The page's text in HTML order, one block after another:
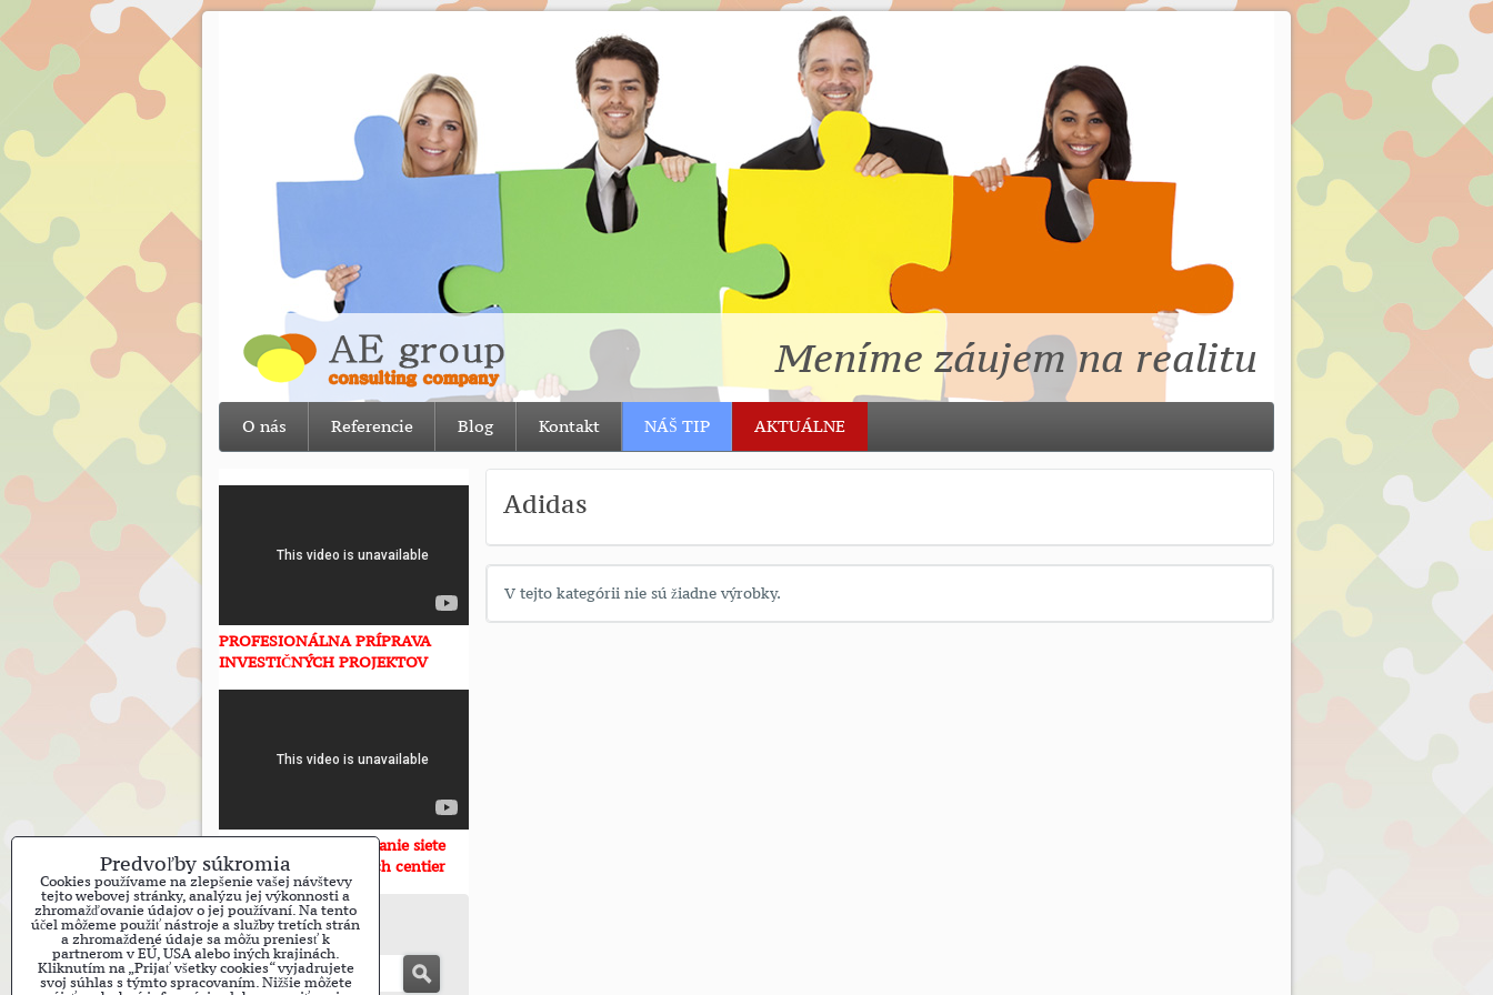
Meníme záujem na realitu
O nás Referencie Blog Kontakt NÁŠ TIP AKTUÁLNE
Adidas
V tejto kategórii nie sú žiadne výrobky.
PROFESIONÁLNA PRÍPRAVA
INVESTIČNÝCH PROJEKTOV
Výstavba a prevádzkovanie siete
moderných seniorských centier
Vyhľadávanie
Predvoľby súkromia
Cookies používame na zlepšenie vašej návštevy
tejto webovej stránky, analýzu jej výkonnosti a
zhromažďovanie údajov o jej používaní. Na tento
účel môžeme použiť nástroje a služby tretích strán
a zhromaždené údaje sa môžu preniesť k
partnerom v EÚ, USA alebo iných krajinách.
Kliknutím na „Prijať všetky cookies“ vyjadrujete
svoj súhlas s týmto spracovaním. Nižšie môžete